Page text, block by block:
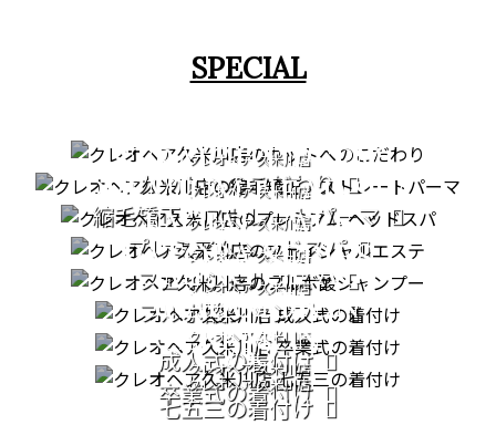
SPECIAL
クレオヘア 久米川店
カットへのこだわり
STRAIGHT PERM
クレオヘア 久米川店
縮毛矯正・ストレートパーマ
PREMIUM HEAD SPA
クレオヘア 久米川店
プレミアムヘッドスパ
FACIAL CARE
クレオヘア 久米川店
フェイシャルエステ
PATORA SERIES
クレオヘア 久米川店
フルボ酸シャンプー
COMING OF AGE
CEREMONY
クレオヘア 久米川店
成人式の着付け
GRADUATION
CEREMONY
クレオヘア 久米川店
卒業式の着付け
753
クレオヘア 久米川店
七五三の着付け